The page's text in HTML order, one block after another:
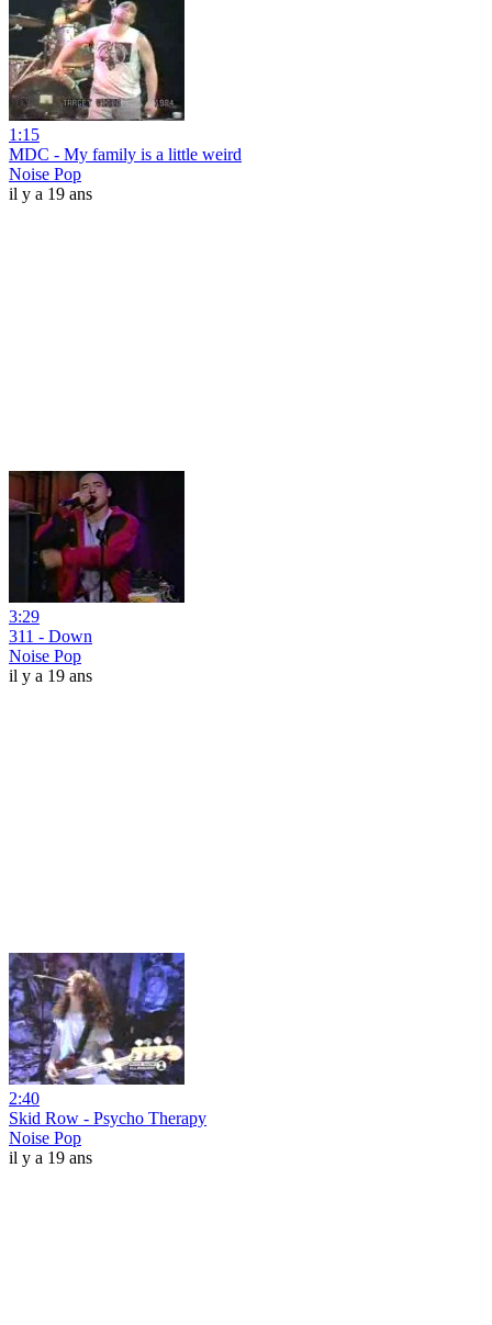
1:15
MDC - My family is a little weird
Noise Pop
il y a 19 ans
3:29
311 - Down
Noise Pop
il y a 19 ans
2:40
Skid Row - Psycho Therapy
Noise Pop
il y a 19 ans